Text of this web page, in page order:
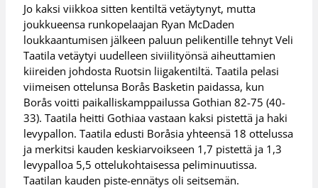
Jo kaksi viikkoa sitten kentiltä vetäytynyt, mutta
joukkueensa runkopelaajan Ryan McDaden
loukkaantumisen jälkeen paluun pelikentille tehnyt Veli
Taatila vetäytyi uudelleen siviilityönsä aiheuttamien
kiireiden johdosta Ruotsin liigakentiltä. Taatila pelasi
viimeisen ottelunsa Borås Basketin paidassa, kun
Borås voitti paikalliskamppailussa Gothian 82-75 (40-
33). Taatila heitti Gothiaa vastaan kaksi pistettä ja haki
levypallon. Taatila edusti Boråsia yhteensä 18 ottelussa
ja merkitsi kauden keskiarvoikseen 1,7 pistettä ja 1,3
levypalloa 5,5 ottelukohtaisessa peliminuutissa.
Taatilan kauden piste-ennätys oli seitsemän.